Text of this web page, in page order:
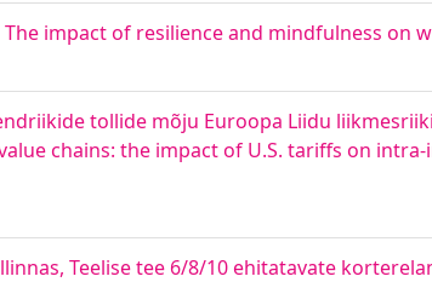
impact of resilience and mindfulness on
tollide mõju Euroopa Liidu
chains: the impact of U.S. tariffs on
Teelise tee 6/8/10 ehitatavate